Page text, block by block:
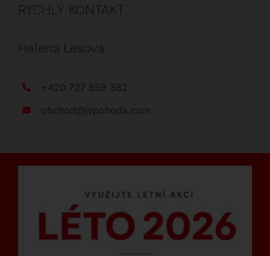
RYCHLÝ KONTAKT
Helena Lesová
+420 727 859 382
obchod@jvpohoda.com